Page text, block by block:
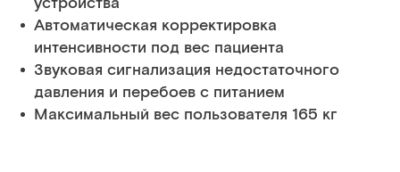
Автоматическая корректировка
интенсивности под вес пациента
Звуковая сигнализация недостаточного
давления и перебоев с питанием
Максимальный вес пользователя 165 кг